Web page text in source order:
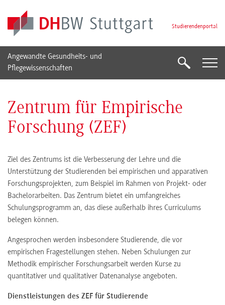
Skip to main content
Studierendenportal
Angewandte Gesundheits- und
Pflegewissenschaften
Suche Suche
Zentrum für Empirische
Forschung (ZEF)
Ziel des Zentrums ist die Verbesserung der Lehre und die
Unterstützung der Studierenden bei empirischen und apparativen
Forschungsprojekten, zum Beispiel im Rahmen von Projekt- oder
Bachelorarbeiten. Das Zentrum bietet ein umfangreiches
Schulungsprogramm an, das diese außerhalb ihres Curriculums
belegen können.
Angesprochen werden insbesondere Studierende, die vor
empirischen Fragestellungen stehen. Neben Schulungen zur
Methodik empirischer Forschungsarbeit werden Kurse zu
quantitativer und qualitativer Datenanalyse angeboten.
Dienstleistungen des ZEF für Studierende